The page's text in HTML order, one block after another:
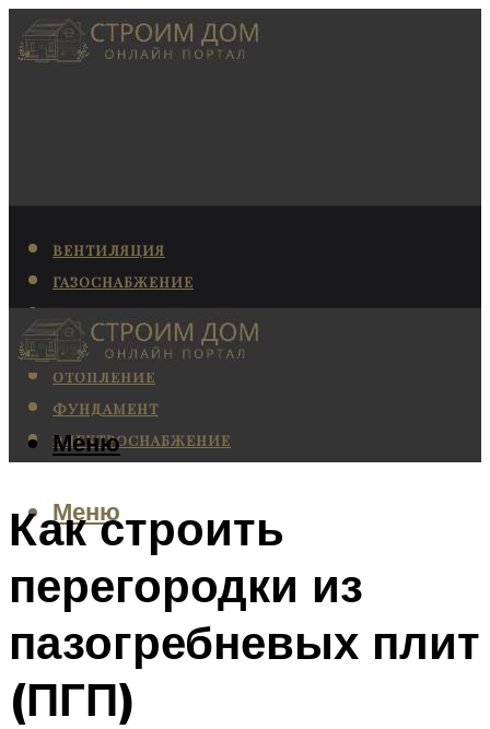
ВЕНТИЛЯЦИЯ
ГАЗОСНАБЖЕНИЕ
КАНАЛИЗАЦИЯ
КОНДИЦИОНИРОВАНИЕ
ОТОПЛЕНИЕ
ФУНДАМЕНТ
ЭЛЕКТРОСНАБЖЕНИЕ
Меню
Меню
Как строить
перегородки из
пазогребневых плит
(ПГП)